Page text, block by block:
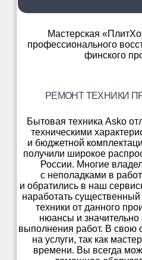
Мастерская
профессионального
финского
РЕМОНТ ТЕХНИКИ
Бытовая техника Asko
техническими
и бюджетной
получили широкое
России. Многие
с неполадками в
и обратились в наш
наработать
техники от данного
нюансы и значительно
выполнения работ. В свою
на услуги, так как
времени. Вы всегда